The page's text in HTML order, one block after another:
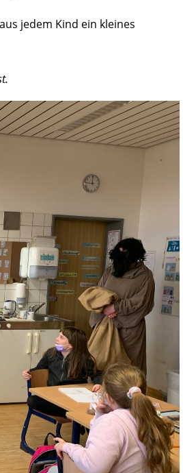
jedem Kind ein kleines